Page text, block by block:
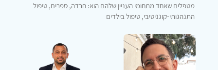
מטפלים שאחד מתחומי העניין שלהם הוא: חרדה, ספרים, טיפול
התנהגותי-קוגניטיבי, טיפול בילדים